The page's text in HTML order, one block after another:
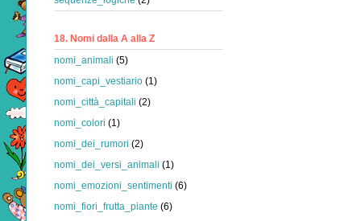
18. Nomi dalla A alla Z
nomi_animali (5)
nomi_capi_vestiario (1)
nomi_città_capitali (2)
nomi_colori (1)
nomi_dei_rumori (2)
nomi_dei_versi_animali (1)
nomi_emozioni_sentimenti (6)
nomi_fiori_frutta_piante (6)